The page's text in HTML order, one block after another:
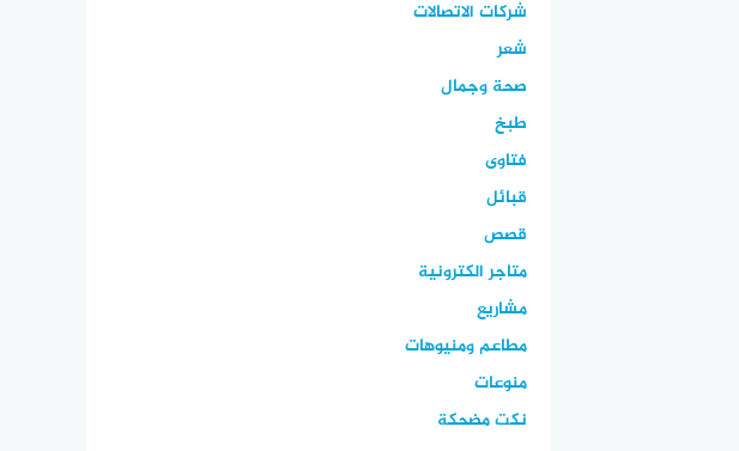
شركات الاتصالات
شعر
صحة وجمال
طبخ
فتاوى
قبائل
قصص
متاجر الكترونية
مشاريع
مطاعم ومنيوهات
منوعات
نكت مضحكة